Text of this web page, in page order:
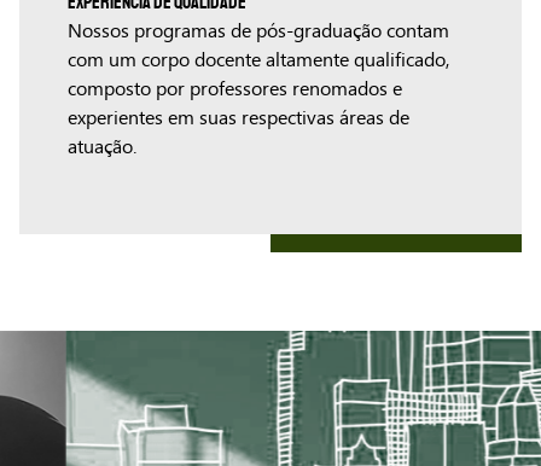
Nossos programas de pós-graduação contam
com um corpo docente altamente qualificado,
composto por professores renomados e
experientes em suas respectivas áreas de
atuação.